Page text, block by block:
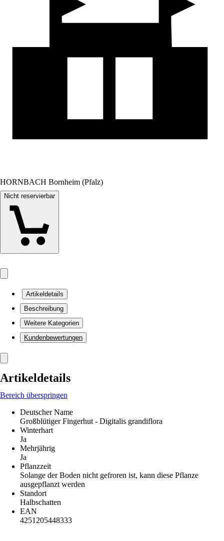
HORNBACH Bornheim (Pfalz)
Nicht reservierbar
Artikeldetails
Beschreibung
Weitere Kategorien
Kundenbewertungen
Artikeldetails
Bereich überspringen
Deutscher Name
Großblütiger Fingerhut - Digitalis grandiflora
Winterhart
Ja
Mehrjährig
Ja
Pflanzzeit
Solange der Boden nicht gefroren ist, kann diese Pflanze
ausgepflanzt werden
Standort
Halbschatten
EAN
4251205448333